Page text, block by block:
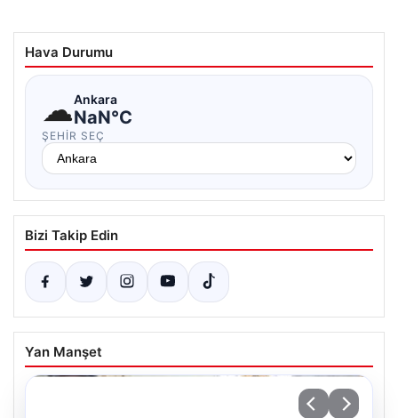
Hava Durumu
☁Ankara
NaN°C
ŞEHIR SEÇ
Bizi Takip Edin
Yan Manşet